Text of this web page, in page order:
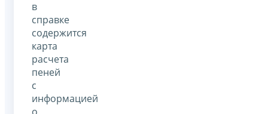
в
справке
содержится
карта
расчета
пеней
с
информацией
о